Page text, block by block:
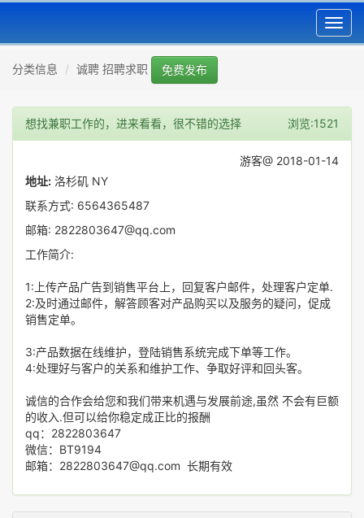
分类信息 诚聘 招聘求职 免费发布
想找兼职工作的，进来看看，很不错的选择 浏览:1521
游客@ 2018-01-14
地址: 洛杉矶 NY
联系方式: 6564365487
邮箱: 2822803647@qq.com
工作简介:
1:上传产品广告到销售平台上，回复客户邮件，处理客户定单.
2:及时通过邮件，解答顾客对产品购买以及服务的疑问，促成
销售定单。
3:产品数据在线维护，登陆销售系统完成下单等工作。
4:处理好与客户的关系和维护工作、争取好评和回头客。
诚信的合作会给您和我们带来机遇与发展前途,虽然 不会有巨额
的收入.但可以给你稳定成正比的报酬
qq：2822803647
微信：BT9194
邮箱：2822803647@qq.com 长期有效